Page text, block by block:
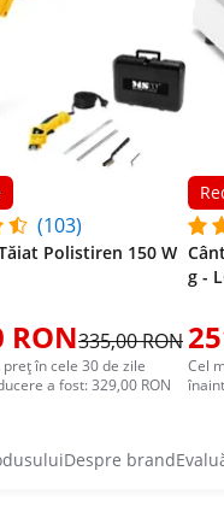
(103)
Polistiren 150 W
RON335,00 RON
în cele 30 de zile
a fost: 329,00 RON
g -
Cel
Despre brand